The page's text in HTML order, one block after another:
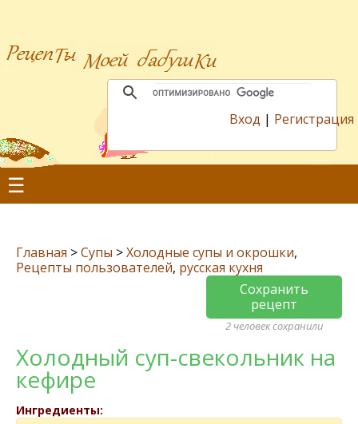
Вход | Регистрация
☰
Главная >Супы >Холодные супы и окрошки,
Рецепты пользователей, русская кухня
Сохранить
рецепт
2 человек сохранили
Холодный суп-свекольник на
кефире
Ингредиенты: